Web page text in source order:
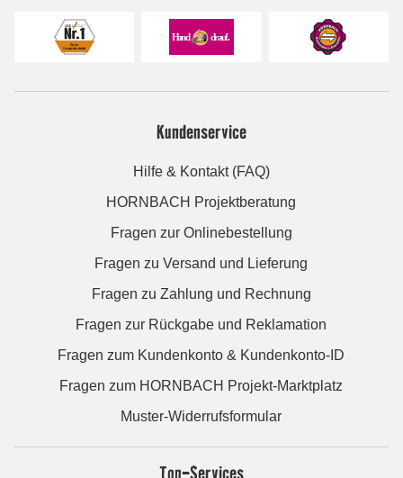
Kundenservice
Hilfe & Kontakt (FAQ)
HORNBACH Projektberatung
Fragen zur Onlinebestellung
Fragen zu Versand und Lieferung
Fragen zu Zahlung und Rechnung
Fragen zur Rückgabe und Reklamation
Fragen zum Kundenkonto & Kundenkonto-ID
Fragen zum HORNBACH Projekt-Marktplatz
Muster-Widerrufsformular
Top-Services